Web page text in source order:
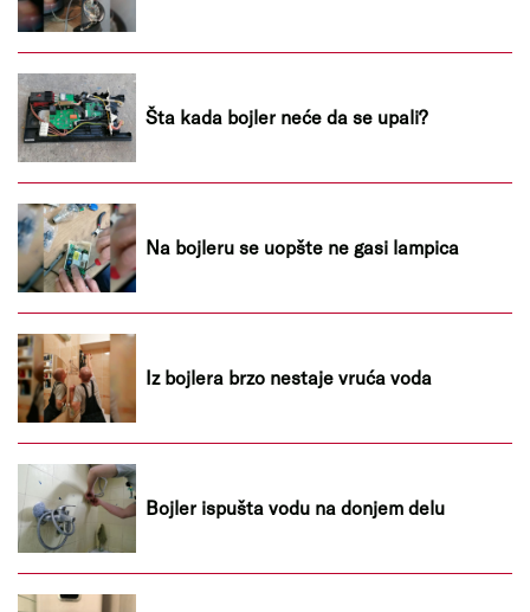
Šta kada bojler neće da se upali?
Na bojleru se uopšte ne gasi lampica
Iz bojlera brzo nestaje vruća voda
Bojler ispušta vodu na donjem delu